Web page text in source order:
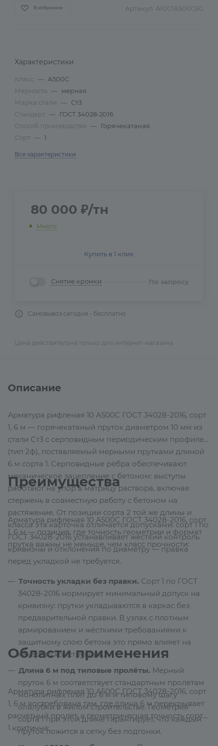
В избранное Артикул: А10С1А500С60
Характеристики
Класс — А500С
Мерность — мерная
Марка стали
— Ст3
Стандарт — ГОСТ 34028-2016
Способ производства
— Горячекатаная
Сорт — 1
Все характеристики
80 000 ₽/тн
Много
Купить в 1 клик
Снятие кромки По запросу
Самовывоз сегодня - бесплатно
Цена действительна только для интернет-магазина
Описание
Арматура рифленая 10 А500С ГОСТ 34028-2016, сорт
1, 6 м — горячекатаный пруток диаметром 10 мм из
стали Ст3 с серповидным периодическим профилем
(тип 2ф), поставляемый мерными прутками длиной
6 м сорта 1. Серповидные рёбра обеспечивают
механическое зацепление с бетоном: выступы
работают на упор в матрицу раствора, включая
стержень в совместную работу с бетоном на
растяжение. От позиции сорта 2 той же длины и
класса эта карточка отличается допусками: сорт 1 по
ГОСТ 34028-2016 устанавливает жёсткий контроль
кривизны и отклонения по диаметру — правка
перед укладкой не требуется.
Преимущества
Арматура рифленая 10 А500С ГОСТ 34028-2016, сорт
1, 6 м — позиция, где точность геометрии и формат
прутка важны не меньше, чем класс прочности:
Точность укладки без правки. Сорт 1 по ГОСТ
34028-2016 нормирует минимальный допуск на
кривизну: прутки укладываются в каркас без
предварительной правки. В узлах с плотным
армированием и жёсткими требованиями к
защитному слою бетона это прямо влияет на
качество конструкции.
Длина 6 м под типовые пролёты. Мерный
пруток 6 м соответствует стандартным пролётам
монолитных плит до 6 м и типовому шагу
опалубки в жилом строительстве. Геометрия
сорта 1 при этой длине гарантирует, что каждый
пруток ложится в сетку без подгонки.
Области применения
Арматура рифленая 10 А500С ГОСТ 34028-2016, сорт
1, 6 м востребована там, где длина 6 м перекрывает
расчётный пролёт, а геометрическая точность сорта
1 критична: